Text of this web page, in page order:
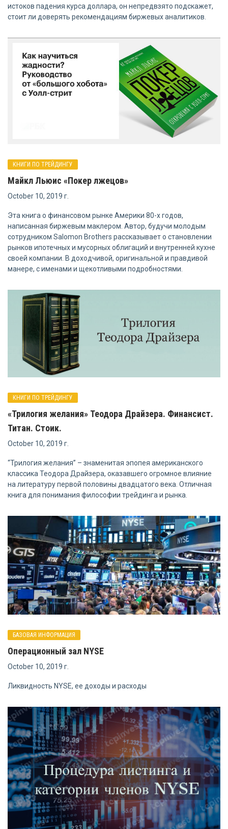
истоков падения курса доллара, он непредвзято подскажет,
стоит ли доверять рекомендациям биржевых аналитиков.
КНИГИ ПО ТРЕЙДИНГУ
Майкл Льюис «Покер лжецов»
October 10, 2019 г.
Эта книга о финансовом рынке Америки 80-х годов,
написанная биржевым маклером. Автор, будучи молодым
сотрудником Salomon Brothers рассказывает о становлении
рынков ипотечных и мусорных облигаций и внутренней кухне
своей компании. В доходчивой, оригинальной и правдивой
манере, с именами и щекотливыми подробностями.
КНИГИ ПО ТРЕЙДИНГУ
«Трилогия желания» Теодора Драйзера. Финансист.
Титан. Стоик.
October 10, 2019 г.
“Трилогия желания” – знаменитая эпопея американского
классика Теодора Драйзера, оказавшего огромное влияние
на литературу первой половины двадцатого века. Отличная
книга для понимания философии трейдинга и рынка.
БАЗОВАЯ ИНФОРМАЦИЯ
Операционный зал NYSE
October 10, 2019 г.
Ликвидность NYSE, ее доходы и расходы